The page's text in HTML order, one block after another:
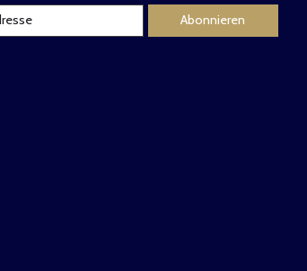
Abonnieren